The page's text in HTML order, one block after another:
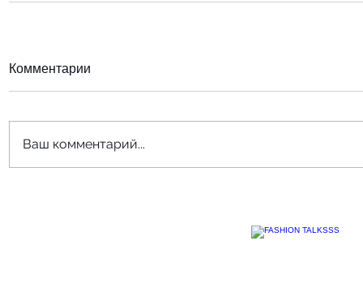
Комментарии
Ваш комментарий...